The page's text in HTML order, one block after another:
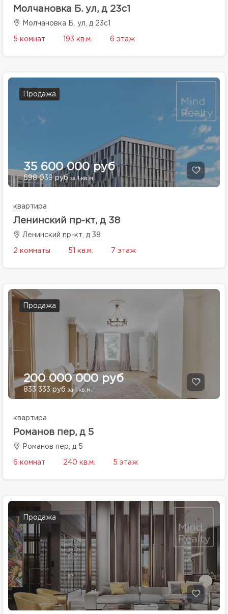
Молчановка Б. ул, д 23с1
Молчановка Б. ул, д 23с1
5 комнат 193 кв.м. 6 этаж
Продажа
35 600 000 руб
698 039 рубза 1 кв.м.
квартира
Ленинский пр-кт, д 38
Ленинский пр-кт, д 38
2 комнаты 51 кв.м. 7 этаж
Продажа
200 000 000 руб
833 333 руб за 1 кв.м.
квартира
Романов пер, д 5
Романов пер, д 5
6 комнат 240 кв.м. 5 этаж
Продажа